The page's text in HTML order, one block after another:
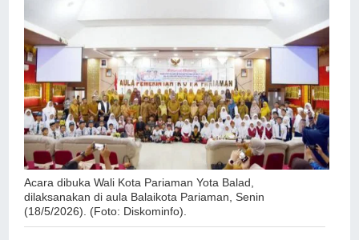
Acara dibuka Wali Kota Pariaman Yota Balad,
dilaksanakan di aula Balaikota Pariaman, Senin
(18/5/2026). (Foto: Diskominfo).